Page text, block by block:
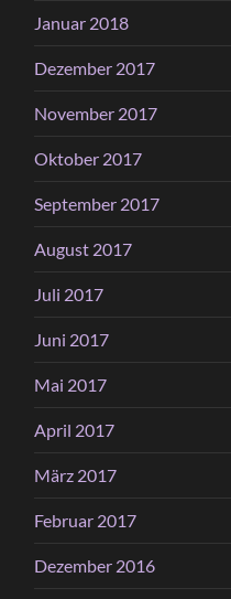
Januar 2018
Dezember 2017
November 2017
Oktober 2017
September 2017
August 2017
Juli 2017
Juni 2017
Mai 2017
April 2017
März 2017
Februar 2017
Dezember 2016